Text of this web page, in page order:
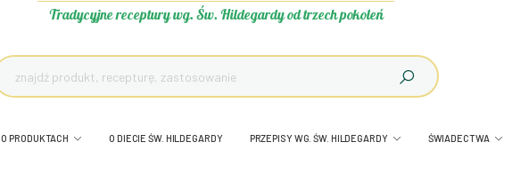
Tradycyjne receptury wg. Św. Hildegardy od trzech pokoleń
O PRODUKTACH O DIECIE ŚW. HILDEGARDY PRZEPISY WG. ŚW. HILDEGARDY ŚWIADECTWA